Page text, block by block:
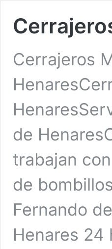
Cerrajeros
de
trabajan
de
Fernando
Henares